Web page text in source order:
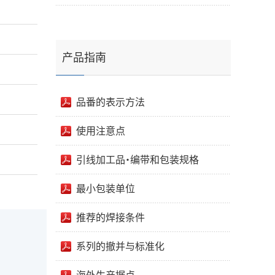
产品指南
品番的表示方法
使用注意点
引线加工品・编带和包装规格
最小包装单位
推荐的焊接条件
系列的撤并与标准化